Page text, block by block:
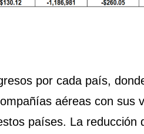
por cada país,
aéreas con sus
países. La reducción